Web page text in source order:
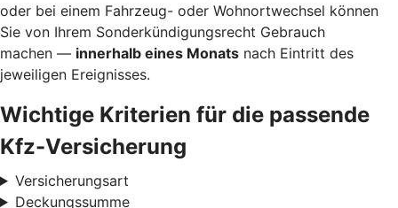
oder bei einem Fahrzeug- oder Wohnortwechsel können
Sie von Ihrem Sonderkündigungsrecht Gebrauch
machen — innerhalb eines Monats nach Eintritt des
jeweiligen Ereignisses.
Wichtige Kriterien für die passende
Kfz-Versicherung
Versicherungsart
Deckungssumme